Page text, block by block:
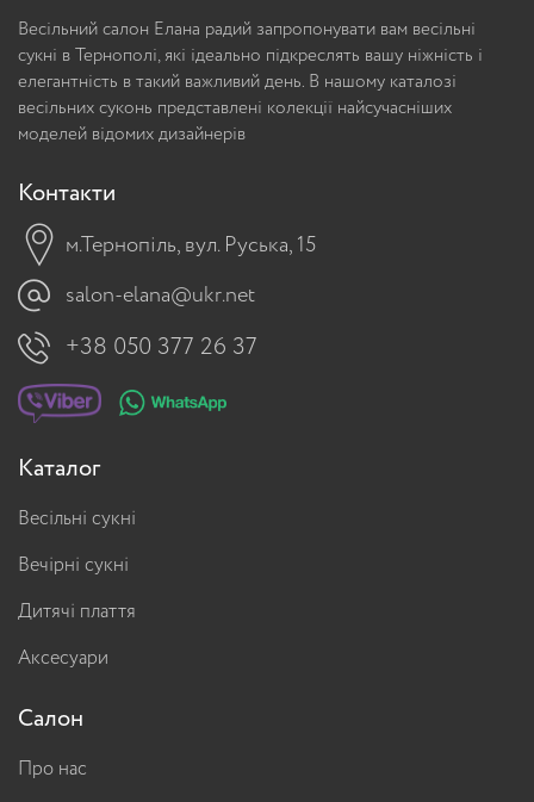
Весільний салон Елана радий запропонувати вам весільні
сукні в Тернополі, які ідеально підкреслять вашу ніжність і
елегантність в такий важливий день. В нашому каталозі
весільних суконь представлені колекції найсучасніших
моделей відомих дизайнерів
Контакти
м.Тернопіль, вул. Руська, 15
salon-elana@ukr.net
+38 050 377 26 37
Каталог
Весільні сукні
Вечірні сукні
Дитячі плаття
Аксесуари
Салон
Про нас